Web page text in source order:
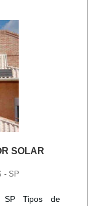
SOLAR
- SP
SP Tipos de